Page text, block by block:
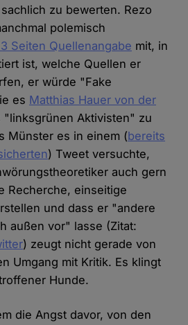
zu bewerten. Rezo
polemisch
Seiten Quellenangabe mit, in
ist, welche Quellen er
er würde "Fake
es Matthias Hauer von der
"linksgrünen Aktivisten" zu
Münster es in einem (bereits
) Tweet versuchte,
auch gern
Recherche, einseitige
und dass er "andere
außen vor" lasse (Zitat:
) zeugt nicht gerade von
Umgang mit Kritik. Es klingt
Hunde.
die Angst davor, von den